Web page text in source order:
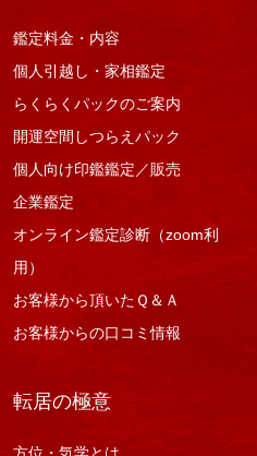
鑑定料金・内容
個人引越し・家相鑑定
らくらくパックのご案内
開運空間しつらえパック
個人向け印鑑鑑定／販売
企業鑑定
オンライン鑑定診断（zoom利
用）
お客様から頂いたＱ＆Ａ
お客様からの口コミ情報
転居の極意